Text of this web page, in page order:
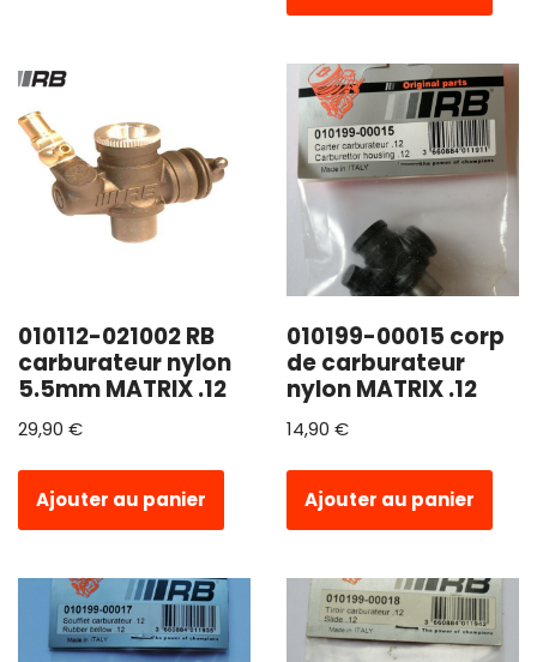
010112-021002 RB
carburateur nylon
5.5mm MATRIX .12
29,90 €
Ajouter au panier
010199-00015 corp
de carburateur
nylon MATRIX .12
14,90 €
Ajouter au panier